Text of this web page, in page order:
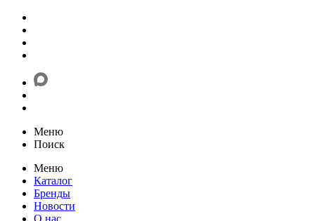
Меню
Поиск
Меню
Каталог
Бренды
Новости
О нас